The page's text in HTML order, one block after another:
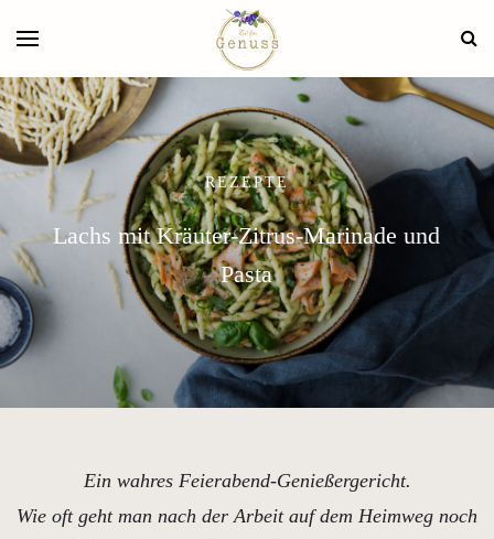
REZEPTE
Lachs mit Kräuter-Zitrus-Marinade und
Pasta
Ein wahres Feierabend-Genießergericht.
Wie oft geht man nach der Arbeit auf dem Heimweg noch